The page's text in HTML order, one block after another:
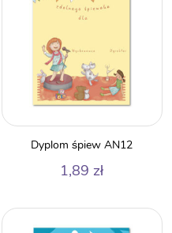
Dyplom śpiew AN12
1,89 zł